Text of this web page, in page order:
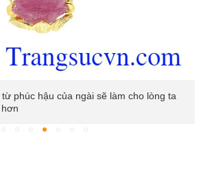
phúc hậu của ngài sẽ làm cho lòng ta